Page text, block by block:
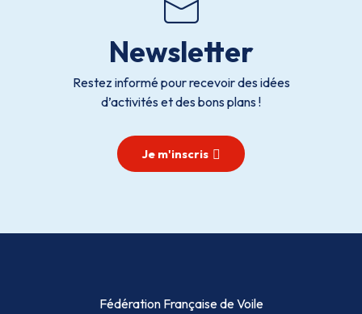
Newsletter
Restez informé pour recevoir des idées
d’activités et des bons plans !
Je m'inscris
Fédération Française de Voile